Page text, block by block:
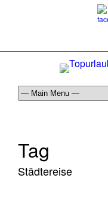
Tag
Städtereise